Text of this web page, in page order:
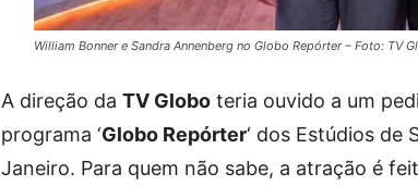
William Bonner e Sandra Annenberg no Globo Repórter – Foto: TV
A direção da TV Globo teria ouvido a um
programa ‘Globo Repórter‘ dos Estúdios de
Janeiro. Para quem não sabe, a atração é